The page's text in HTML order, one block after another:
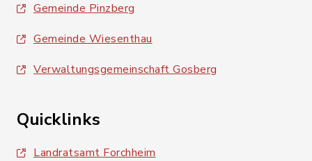
Gemeinde Pinzberg
Gemeinde Wiesenthau
Verwaltungsgemeinschaft Gosberg
Quicklinks
Landratsamt Forchheim